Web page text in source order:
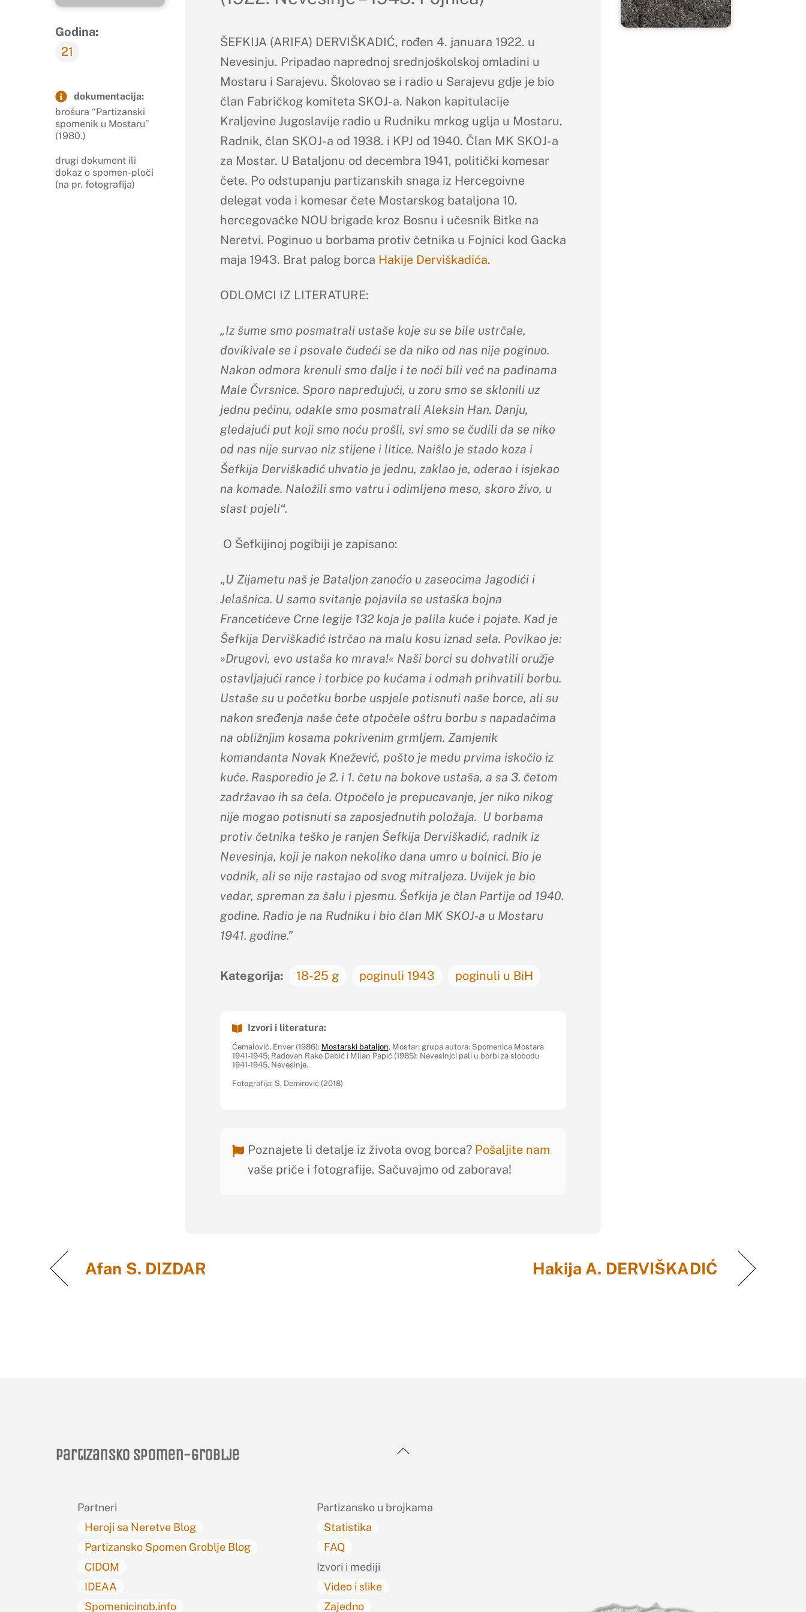
Godina:
21
dokumentacija:
brošura “Partizanski
spomenik u Mostaru”
(1980.)
drugi dokument ili
dokaz o spomen-ploči
(na pr. fotografija)
ŠEFKIJA (ARIFA) DERVIŠKADIĆ, rođen 4. januara 1922. u
Nevesinju. Pripadao naprednoj srednjoškolskoj omladini u
Mostaru i Sarajevu. Školovao se i radio u Sarajevu gdje je bio
član Fabričkog komiteta SKOJ-a. Nakon kapitulacije
Kraljevine Jugoslavije radio u Rudniku mrkog uglja u Mostaru.
Radnik, član SKOJ-a od 1938. i KPJ od 1940. Član MK SKOJ-a
za Mostar. U Bataljonu od decembra 1941, politički komesar
čete. Po odstupanju partizanskih snaga iz Hercegoivne
delegat voda i komesar čete Mostarskog bataljona 10.
hercegovačke NOU brigade kroz Bosnu i učesnik Bitke na
Neretvi. Poginuo u borbama protiv četnika u Fojnici kod Gacka
maja 1943. Brat palog borca Hakije Derviškadića.
ODLOMCI IZ LITERATURE:
„Iz šume smo posmatrali ustaše koje su se bile ustrčale,
dovikivale se i psovale čudeći se da niko od nas nije poginuo.
Nakon odmora krenuli smo dalje i te noći bili već na padinama
Male Čvrsnice. Sporo napredujući, u zoru smo se sklonili uz
jednu pećinu, odakle smo posmatrali Aleksin Han. Danju,
gledajući put koji smo noću prošli, svi smo se čudili da se niko
od nas nije survao niz stijene i litice. Naišlo je stado koza i
Šefkija Derviškadić uhvatio je jednu, zaklao je, oderao i isjekao
na komade. Naložili smo vatru i odimljeno meso, skoro živo, u
slast pojeli“.
O Šefkijinoj pogibiji je zapisano:
„U Zijametu naš je Bataljon zanoćio u zaseocima Jagodići i
Jelašnica. U samo svitanje pojavila se ustaška bojna
Francetićeve Crne legije 132 koja je palila kuće i pojate. Kad je
Šefkija Derviškadić istrčao na malu kosu iznad sela. Povikao je:
»Drugovi, evo ustaša ko mrava!« Naši borci su dohvatili oružje
ostavljajući rance i torbice po kućama i odmah prihvatili borbu.
Ustaše su u početku borbe uspjele potisnuti naše borce, ali su
nakon sređenja naše čete otpočele oštru borbu s napadačima
na obližnjim kosama pokrivenim grmljem. Zamjenik
komandanta Novak Knežević, pošto je medu prvima iskočio iz
kuće. Rasporedio je 2. i 1. četu na bokove ustaša, a sa 3. četom
zadržavao ih sa čela. Otpočelo je prepucavanje, jer niko nikog
nije mogao potisnuti sa zaposjednutih položaja. U borbama
protiv četnika teško je ranjen Šefkija Derviškadić, radnik iz
Nevesinja, koji je nakon nekoliko dana umro u bolnici. Bio je
vodnik, ali se nije rastajao od svog mitraljeza. Uvijek je bio
vedar, spreman za šalu i pjesmu. Šefkija je član Partije od 1940.
godine. Radio je na Rudniku i bio član MK SKOJ-a u Mostaru
1941. godine.”
Kategorija: 18-25 g poginuli 1943 poginuli u BiH
Izvori i literatura:
Ćemalović, Enver (1986): Mostarski bataljon, Mostar; grupa autora: Spomenica Mostara
1941-1945; Radovan Rako Dabić i Milan Papić (1985): Nevesinjci pali u borbi za slobodu
1941-1945, Nevesinje.
Fotografija: S. Demirović (2018)
Poznajete li detalje iz života ovog borca? Pošaljite nam
vaše priče i fotografije. Sačuvajmo od zaborava!
Afan S. DIZDAR Hakija A. DERVIŠKADIĆ
Back
Partizansko spomen-groblje
Partneri
Heroji sa Neretve Blog
Partizansko Spomen Groblje Blog
CIDOM
IDEAA
Spomenicinob.info
Partizansko u brojkama
Statistika
FAQ
Izvori i mediji
Video i slike
Zajedno